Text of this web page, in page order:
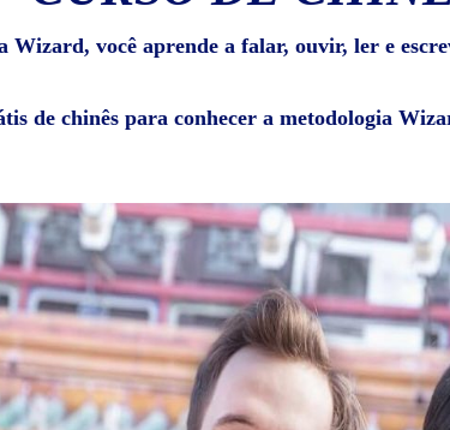
você aprende a falar, ouvir, ler e
de chinês para conhecer a metodologia